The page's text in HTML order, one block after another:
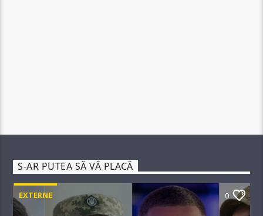
S-AR PUTEA SĂ VĂ PLACĂ
EXTERNE 0